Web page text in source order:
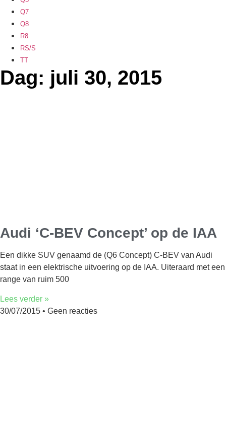
Q7
Q8
R8
RS/S
TT
Dag: juli 30, 2015
Audi ‘C-BEV Concept’ op de IAA
Een dikke SUV genaamd de (Q6 Concept) C-BEV van Audi
staat in een elektrische uitvoering op de IAA. Uiteraard met een
range van ruim 500
Lees verder »
30/07/2015
Geen reacties